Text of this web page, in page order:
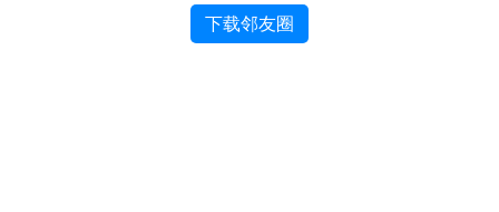
下载邻友圈